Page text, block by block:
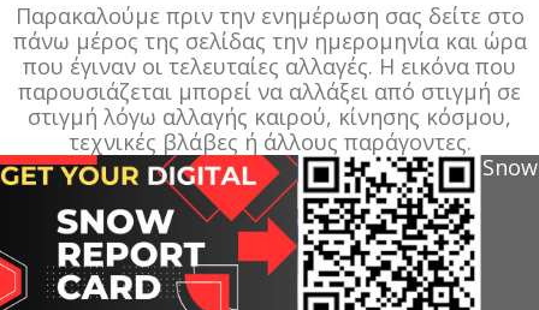
Παρακαλούμε πριν την ενημέρωση σας δείτε στο
πάνω μέρος της σελίδας την ημερομηνία και ώρα
που έγιναν οι τελευταίες αλλαγές. Η εικόνα που
παρουσιάζεται μπορεί να αλλάξει από στιγμή σε
στιγμή λόγω αλλαγής καιρού, κίνησης κόσμου,
τεχνικές βλάβες ή άλλους παράγοντες.
Snow